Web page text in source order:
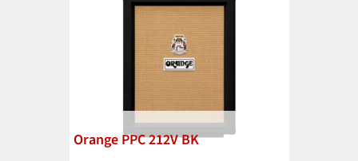
Orange PPC 212V BK